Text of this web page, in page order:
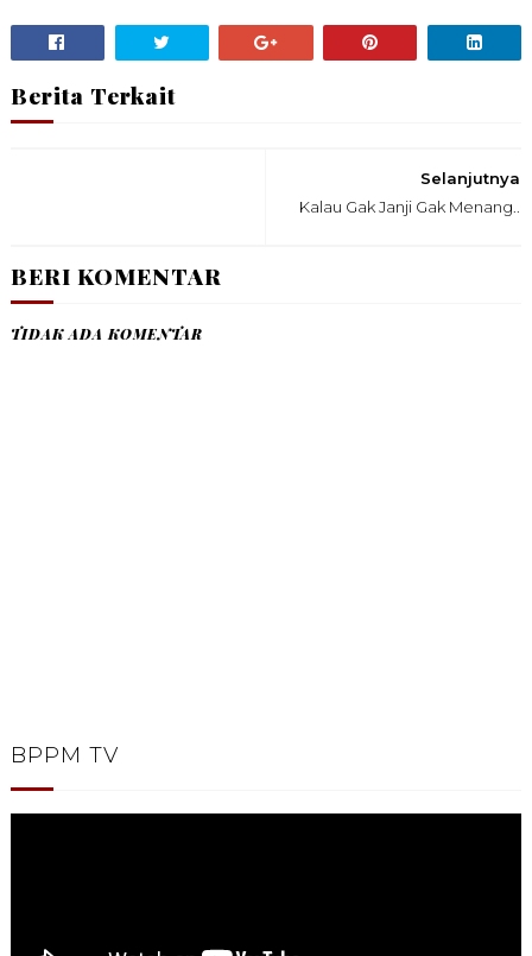
Berita Terkait
Selanjutnya
Kalau Gak Janji Gak Menang..
BERI KOMENTAR
TIDAK ADA KOMENTAR
BPPM TV